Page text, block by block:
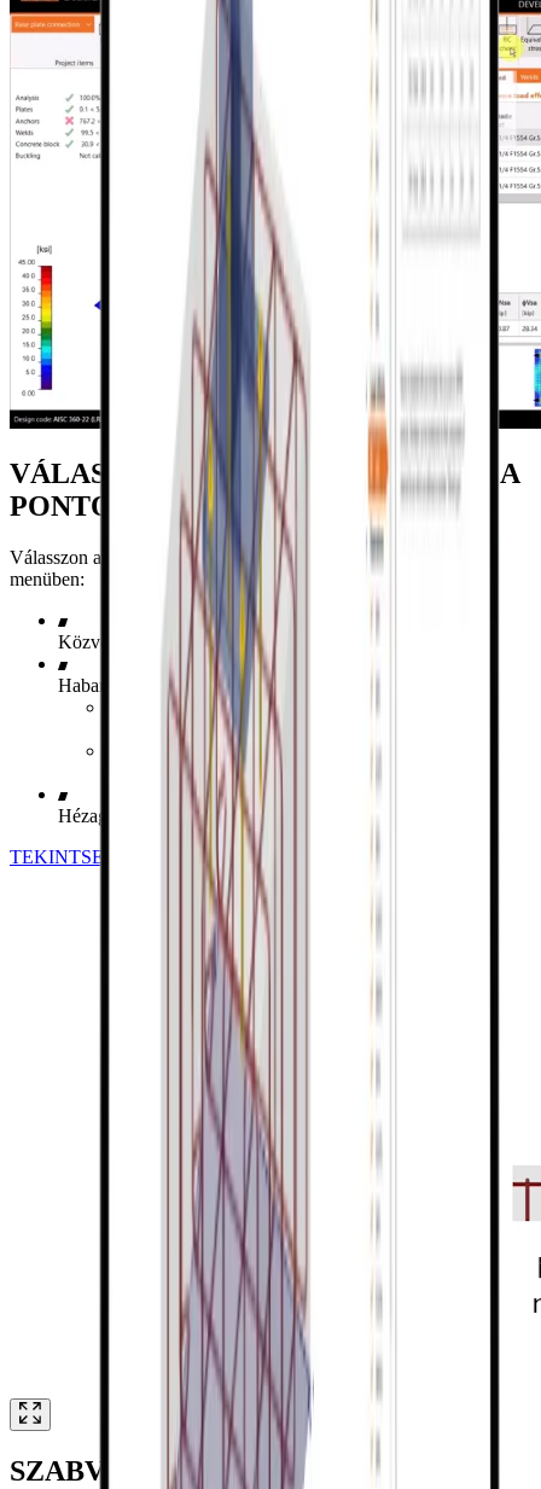
VÁLASSZA KI A BEÉPÍTÉSI TÍPUST
A
PONTOS EREDMÉNYEKÉRT
Válasszon a következő szerelési lehetőségek közül a legördülő
menüben:
Közvetlen beépítés
Habarcs kitöltés
Anyák csak felülről (csuklós kényszerfeltétel)
Anyák felülről és alulról (merev kényszerfeltétel)
Hézag a talplemez és az alapozás között
TEKINTSE MEG A BEÉPÍTÉSI LEHETŐSÉGEKET
SZABVÁNYELLENŐRZÉS MINDEN